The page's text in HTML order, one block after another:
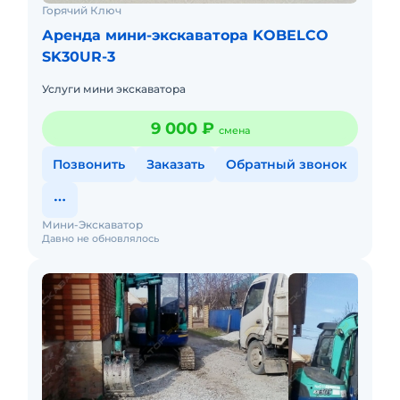
Мы работаем круглосуточно 24/7, без
праздников и выходных
Горячий Ключ
Аренда мини-экскаватора KOBELCO
SK30UR-3
Услуги мини экскаватора
9 000 ₽ смена
Позвонить Заказать Обратный звонок
Давно не обновлялось
Мини-Экскаватор